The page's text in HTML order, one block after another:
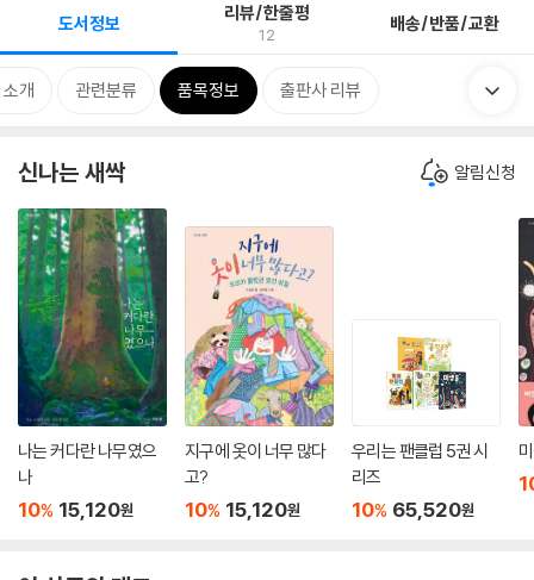
도서정보 리뷰/한줄평
12 배송/반품/교환
개 관련분류 품목정보 출판사 리뷰
신나는 새싹 알림신청
나는 커다란 나무였으
나
10% 15,120원
지구에 옷이 너무 많다
고?
10% 15,120원
우리는 팬클럽 5권 시
리즈
10% 65,520원